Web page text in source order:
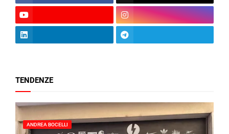
TENDENZE
ANDREA BOCELLI